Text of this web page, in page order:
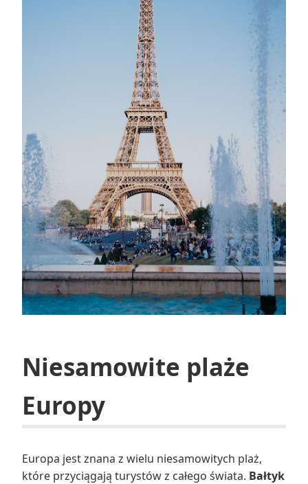
Niesamowite plaże
Europy
Europa jest znana z wielu niesamowitych plaż,
które przyciągają turystów z całego świata. Bałtyk